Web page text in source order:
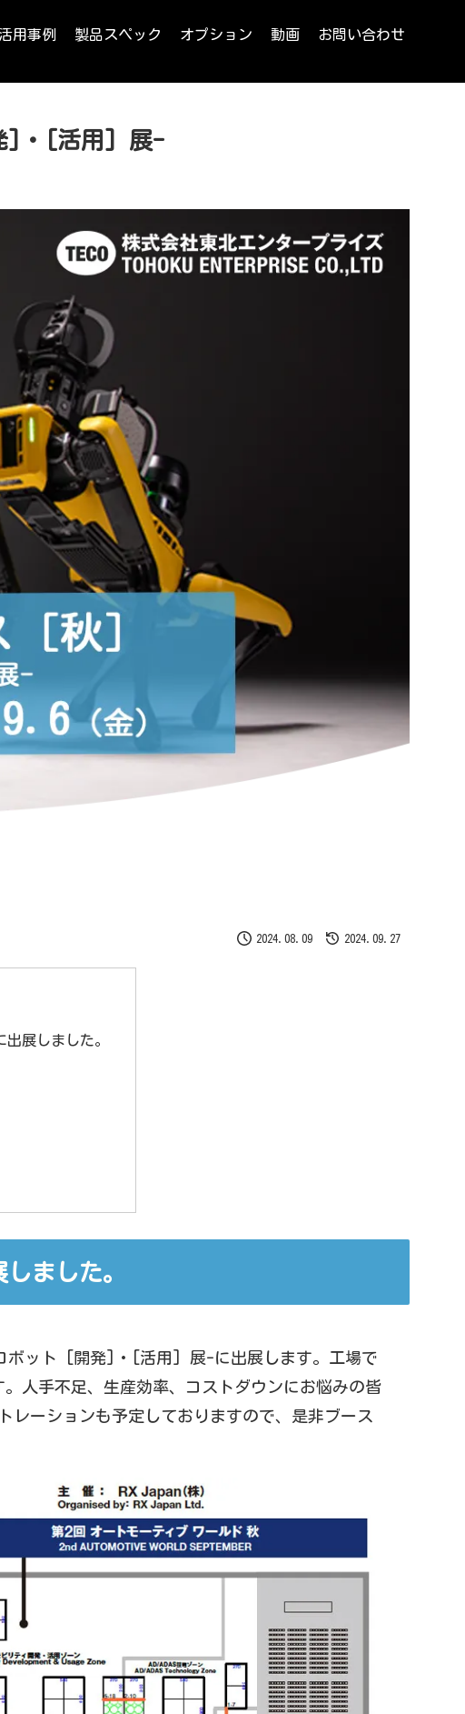
活用事例 製品スペック オプション 動画 お問い合わせ
]・[活用] 展-
2024.08.09 2024.09.27
展しました。
ました。
ボット [開発]・[活用] 展-に出展します。工場で
。人手不足、生産効率、コストダウンにお悩みの皆
レーションも予定しておりますので、是非ブース